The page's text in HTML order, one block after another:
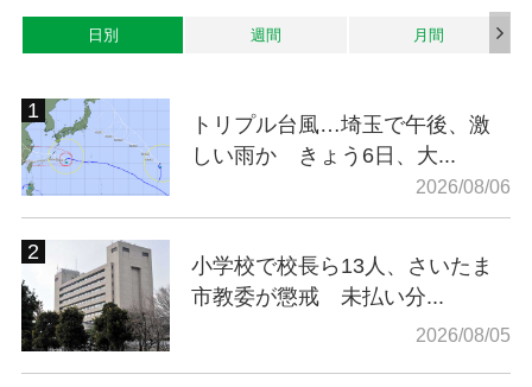
日別 週間 月間
トリプル台風…埼玉で午後、激
しい雨か きょう6日、大...
2026/08/06
小学校で校長ら13人、さいたま
市教委が懲戒 未払い分...
2026/08/05